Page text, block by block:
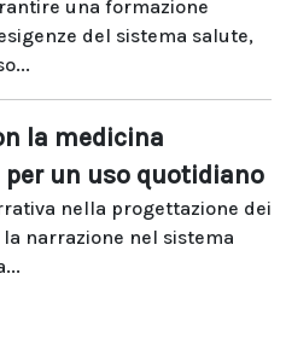
una formazione
del sistema salute,
la medicina
un uso quotidiano
nella progettazione dei
narrazione nel sistema